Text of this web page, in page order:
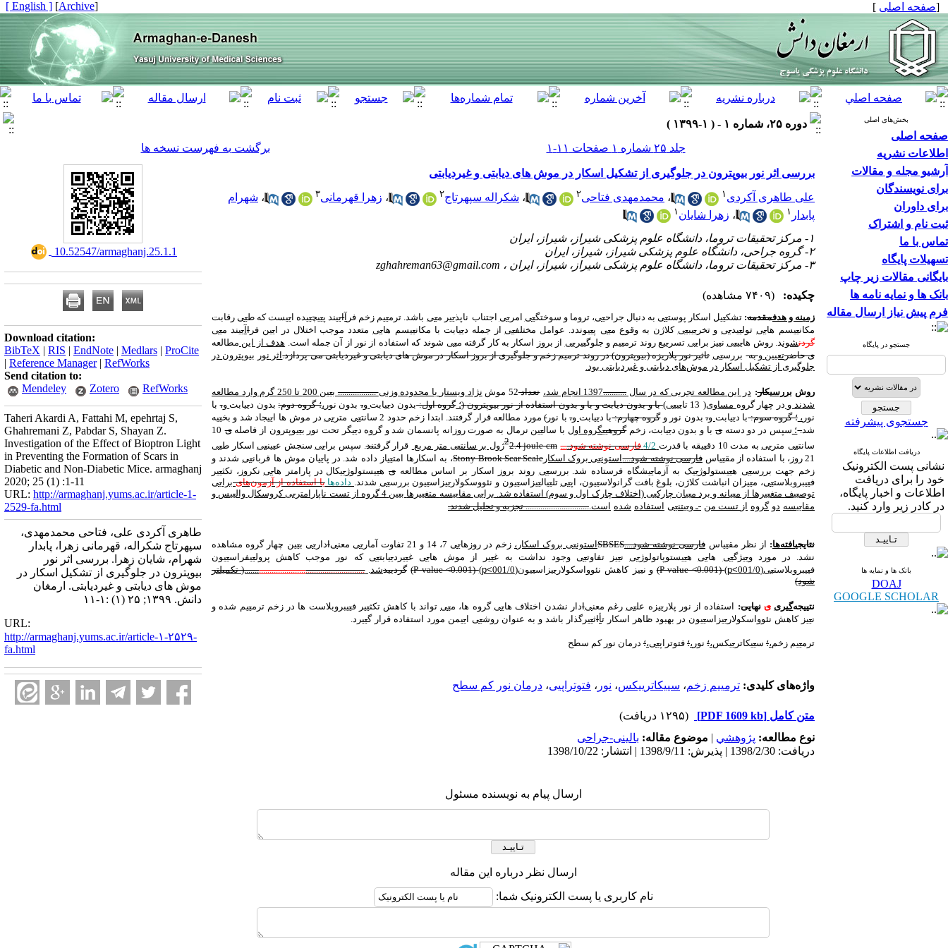
[صفحه اصلی ]
[
Archive
]
[ English ]
بخش‌های اصلی
صفحه اصلی
اطلاعات نشریه
آرشیو مجله و مقالات
برای نویسندگان
برای داوران
ثبت نام و اشتراک
تماس با ما
تسهیلات پایگاه
بایگانی مقالات زیر چاپ
بانک ها و نمایه نامه ها
فرم پیش نیاز ارسال مقاله
جستجو در پایگاه
جستجوی پیشرفته
دریافت اطلاعات پایگاه
نشانی پست الکترونیک
خود را برای دریافت
اطلاعات و اخبار پایگاه،
در کادر زیر وارد کنید.
بانک ها و نمایه ها
DOAJ
GOOGLE SCHOLAR
دوره ۲۵، شماره ۱ - ( ۱-۱۳۹۹ )
جلد ۲۵ شماره ۱ صفحات ۱۱-۱
برگشت به فهرست نسخه ها
بررسی اثر نور بیوپترون در جلوگیری از تشکیل اسکار در موش های دیابتی و غیردیابتی
علی طاهری آکردی ۱ ، محمدمهدی فتاحی۲ ، شکراله سپهرتاج۲ ، زهرا قهرمانی۳ ، شهرام
پابدار ۱ ، زهرا شایان ۱
۱- مرکز تحقیقات تروما، دانشگاه علوم پزشکی شیراز، شیراز، ایران
۲- گروه جراحی، دانشگاه علوم پزشکی شیراز، شیراز، ایران
۳- مرکز تحقیقات تروما، دانشگاه علوم پزشکی شیراز، شیراز، ایران ،
zghahreman63@gmail.com
چکیده: (۷۴۰۹ مشاهده)
زمینه و هدفمقدمه: تشکییل اسکار پوستیی به دنبال جراحیی، تروما و سوختگیی امریی اجتناب ناپذییر میی باشد. ترمییم زخم فر آاییندپییچییده اییستکه طییرقابت
مکانییسم هاییتولییدییو تخرییبیی کلاژن به وقوع میی پییوندد. عوامل مختلفییاز جمله دییابت با مکانییسم هاییمتعدد موجب اختلال در ایین فراآییند میی
گردنشوند. روش هایییینییز برایی تسرییعروند ترمییم و جلوگییریی از بروز اسکار به کار گرفته میی شوند که استفاده از نور از آن جمله است. هدف از این مطالعه
یحاضرتعیین وبه بررسیی تاثیرنور پلاریزه(بیوپترون) در روند ترمیمزخم و جلوگیریاز بروز اسکار در موش هایدیابتیو غیردیابتیمیپردازد.اثر نور بیوپترون در
جلوگیر ی از تشکیل اسکار در موش‌های دیابتی و غیردیابتی بود.
روش بررسیکار: در این مطالعه تجربیکه در سال...........
1397 انجام شد، تعداد52 موش نژاد ویستار با محدوده وزنی.................. بیین 200 تا 250 گرم
وارد مطالعه
شدند و در چهار گروه مساوی( 13 تا یییی)با و بدون دیابتو با و بدون استفاده از نور بیوپترون(؛گروه اول:بدون دییابتو،بدون نور ،؛ گروه دوم:بدون دییابتو،با
نور ،؛ گروه سوم:با دییابت و،بدون نور وگروه چهارم:با دییابت و،با نور)مورد مطالعه قرار گرفتند. ابتدا زخم حدود 2 سانت یی مترییدر موش ها اییجادشد و بخییه
شد.؛ سپس در دو دستهی با و بدون دییابت، زخمگروهییگروه اول با سالیین نرمال به صورت روزانه پانسمان شد و گروه دییگر تحت نور بییوپترون از فاصلهی 10
سانتیی مترییبه مدت 10 دق ییقه با قدرت فارسی نوشته شود....
2.4 joule cm
2ژول بر سانتیی متر مربع قرار گرفتند. سپس براییسنجش عیینییاسکار طیی
21 روز، با استفاده از مق
ییاس فارسی نوشته شود....استونییبروک اسکار Stony Brook Scar Scale، به اسکارها امتییاز داده شد. در پاییان موش ها قربانیی شدند و
زخم جهت بررسیی هییستولوژ ییک به آزماییشگاه فرستاده شد. بررسیی روند بروز اسکار بر اساس مطالعه ی هییستولوژییکال در پارامتر هایینکروز، تکثییر
فییبروبلاستیی، مییزان انباشت کلاژن، بلوغ بافت گرانولاسییون، اپییتلییالییزاسییون و نئووسکولارییزاسییون بررسیی شدند. داده‌هابا استفاده از آزمون‌هایبرایی
توصییفمتغییرها از مییانه و برد مییان چارکیی (اختلاف چارک اول و سوم) استفاده شد. برایی مقاییسه متغییرها بیین ییکروسکال والییس و
مقاییسه دو گروه از تست من -ـوییتنیی استفاده شده است............................... تجزیه و تحلیل شدند.
نتایجیافته‌ها: از نظر مقییاس فارسی نوشته شود....SBSESاستونیی بروک اسکار ، زخم در روزهایی یی معنیادار یی بیین چهار گروه مشاهده
نشد. در مورد وییژگیی هاییهییستوپاتولوژیینییز تفاوتیی وجود نداشت به غییر از موش هایی غییردییابتیی که نور موجبکاهش پرولییفراسییون
فییبروبلاستیی(001/0
p<
)
(
P value <0.001
)و نییز کاهش نئوواسکولارییزاسییون(001/0
p<
)
(
P value <0.001
) گردییدشد.
............................
.............................( تکمیلتر
شود)
نتییجه‌گیر ی ی نهایی: استفاده از نور پلارییزه علیی رغم معنیادار نشدن اختلاف هایی گروه ها، میی تواند با کاهش تکثییر فییبروبلاست ها در زخم ترمییم شده و
نییز کاهش نئوواسکولار ییزاسییون در بهبود ظاهر اسکار تأاثییرگذار باشد و به عنوان روشیی اییمن مورد استفاده قرار گییرد.
ترمییم زخم،؛ سییکاتر ییکس،؛ نور ،؛ فتوتراپیی،؛ درمان نور کم سطح
واژه‌های کلیدی: ترمییم زخم، سییکاترییکس، نور ، فتوتراپیی، درمان نور کم سطح
متن کامل [PDF 1609 kb]
(۱۲۹۵ دریافت)
نوع مطالعه: پژوهشي | موضوع مقاله: بالینی-جراحی
دریافت: 1398/2/30 | پذیرش: 1398/9/11 | انتشار: 1398/10/22
ارسال پیام به نویسنده مسئول
ارسال نظر درباره این مقاله
نام کاربری یا پست الکترونیک شما:
‎ 10.52547/armaghanj.25.1.1
Download citation:
BibTeX | RIS | EndNote | Medlars | ProCite
| Reference Manager| RefWorks
Send citation to:
Mendeley
Zotero RefWorks
Taheri Akardi A, Fattahi M, epehrtaj S,
Ghahremani Z, Pabdar S, Shayan Z.
Investigation of the Effect of Bioptron Light
in Preventing the Formation of Scars in
Diabetic and Non-Diabetic Mice. armaghanj
2020; 25 (1) :1-11
URL: http://armaghanj.yums.ac.ir/article-1-
2529-fa.html
طاهری آکردی علی، فتاحی محمدمهدی،
سپهرتاج شکراله، قهرمانی زهرا، پابدار
شهرام، شایان زهرا. بررسی اثر نور
بیوپترون در جلوگیری از تشکیل اسکار در
موش های دیابتی و غیردیابتی. ارمغان
دانش. ۱۳۹۹; ۲۵ (۱) :۱-۱۱
URL:
http://armaghanj.yums.ac.ir/article-۱-۲۵۲۹-
fa.html